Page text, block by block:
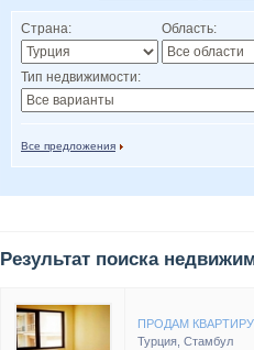
Страна: Область:
Тип недвижимости:
Все предложения
Результат поиска
ПРОДАМ
Турция Стамбул